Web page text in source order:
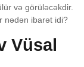
və görüləcəkdir.
nədən ibarət idi?
Vüsal